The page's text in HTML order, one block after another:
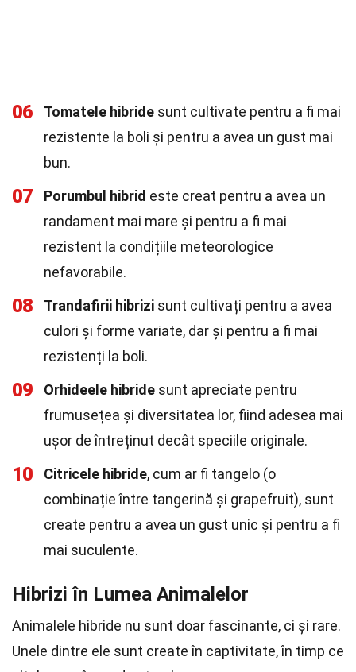
06 Tomatele hibride sunt cultivate pentru a fi mai
rezistente la boli și pentru a avea un gust mai
bun.
07 Porumbul hibrid este creat pentru a avea un
randament mai mare și pentru a fi mai
rezistent la condițiile meteorologice
nefavorabile.
08 Trandafirii hibrizi sunt cultivați pentru a avea
culori și forme variate, dar și pentru a fi mai
rezistenți la boli.
09 Orhideele hibride sunt apreciate pentru
frumusețea și diversitatea lor, fiind adesea mai
ușor de întreținut decât speciile originale.
10 Citricele hibride, cum ar fi tangelo (o
combinație între tangerină și grapefruit), sunt
create pentru a avea un gust unic și pentru a fi
mai suculente.
Hibrizi în Lumea Animalelor
Animalele hibride nu sunt doar fascinante, ci și rare.
Unele dintre ele sunt create în captivitate, în timp ce